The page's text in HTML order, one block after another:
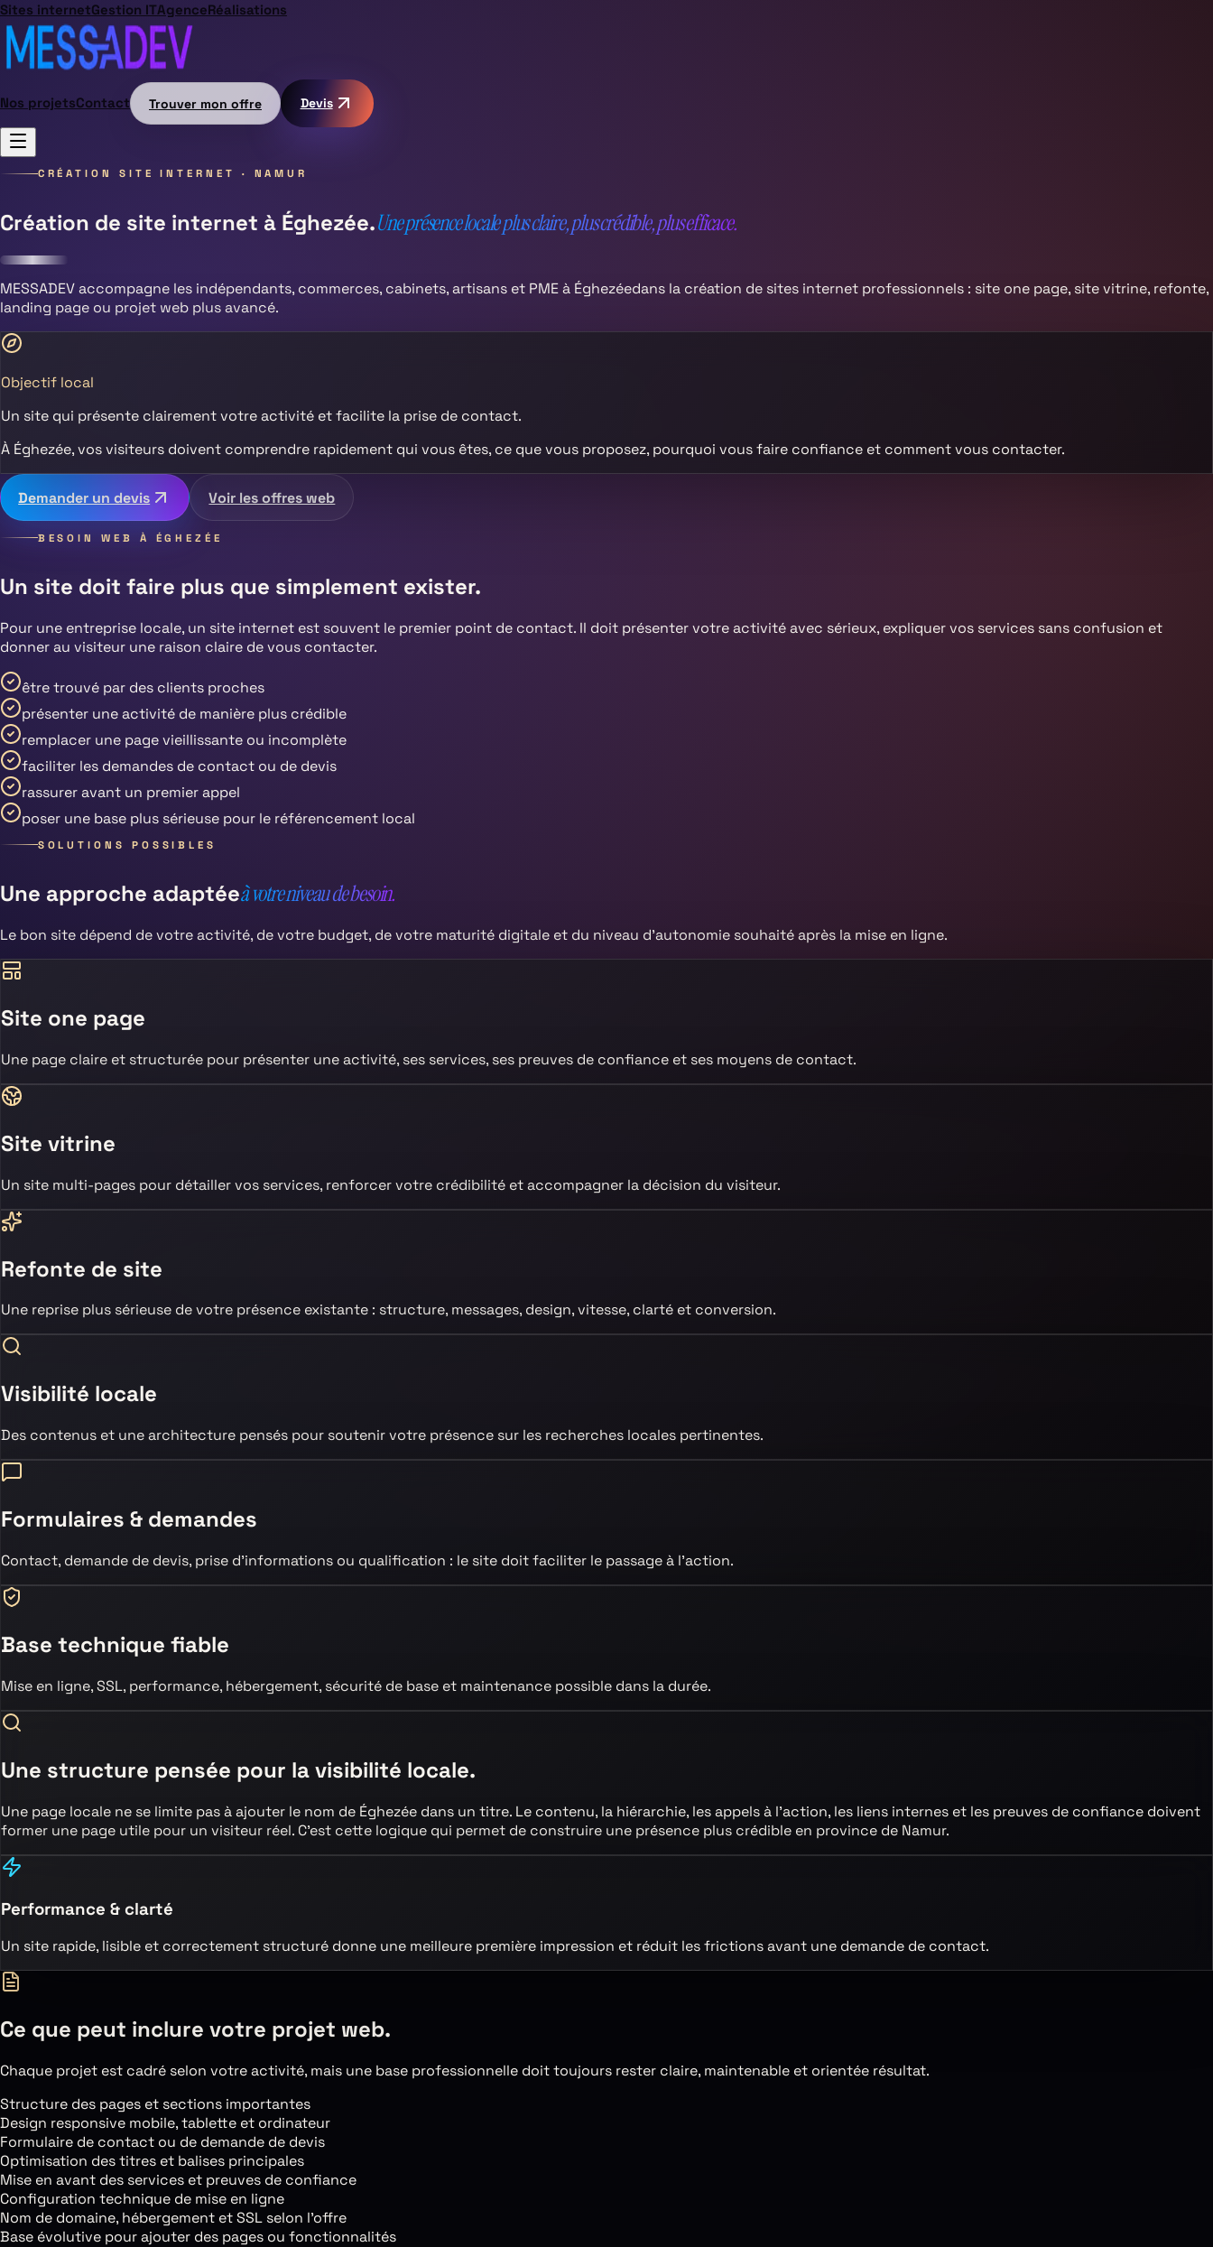
Sites internetGestion ITAgenceRéalisations
Nos projetsContact Trouver mon offre Devis
CRÉATION SITE INTERNET · NAMUR
Création de site internet à Éghezée.Une présence locale plus claire, plus crédible, plus efficace.
MESSADEV accompagne les indépendants, commerces, cabinets, artisans et PME à Éghezéedans la création de sites internet professionnels : site one page, site vitrine, refonte,
landing page ou projet web plus avancé.
Objectif local
Un site qui présente clairement votre activité et facilite la prise de contact.
À Éghezée, vos visiteurs doivent comprendre rapidement qui vous êtes, ce que vous proposez, pourquoi vous faire confiance et comment vous contacter.
Demander un devis Voir les offres web
BESOIN WEB À ÉGHEZÉE
Un site doit faire plus que simplement exister.
Pour une entreprise locale, un site internet est souvent le premier point de contact. Il doit présenter votre activité avec sérieux, expliquer vos services sans confusion et
donner au visiteur une raison claire de vous contacter.
être trouvé par des clients proches
présenter une activité de manière plus crédible
remplacer une page vieillissante ou incomplète
faciliter les demandes de contact ou de devis
rassurer avant un premier appel
poser une base plus sérieuse pour le référencement local
SOLUTIONS POSSIBLES
Une approche adaptéeà votre niveau de besoin.
Le bon site dépend de votre activité, de votre budget, de votre maturité digitale et du niveau d’autonomie souhaité après la mise en ligne.
Site one page
Une page claire et structurée pour présenter une activité, ses services, ses preuves de confiance et ses moyens de contact.
Site vitrine
Un site multi-pages pour détailler vos services, renforcer votre crédibilité et accompagner la décision du visiteur.
Refonte de site
Une reprise plus sérieuse de votre présence existante : structure, messages, design, vitesse, clarté et conversion.
Visibilité locale
Des contenus et une architecture pensés pour soutenir votre présence sur les recherches locales pertinentes.
Formulaires & demandes
Contact, demande de devis, prise d’informations ou qualification : le site doit faciliter le passage à l’action.
Base technique fiable
Mise en ligne, SSL, performance, hébergement, sécurité de base et maintenance possible dans la durée.
Une structure pensée pour la visibilité locale.
Une page locale ne se limite pas à ajouter le nom de Éghezée dans un titre. Le contenu, la hiérarchie, les appels à l’action, les liens internes et les preuves de confiance doivent
former une page utile pour un visiteur réel. C’est cette logique qui permet de construire une présence plus crédible en province de Namur.
Performance & clarté
Un site rapide, lisible et correctement structuré donne une meilleure première impression et réduit les frictions avant une demande de contact.
Ce que peut inclure votre projet web.
Chaque projet est cadré selon votre activité, mais une base professionnelle doit toujours rester claire, maintenable et orientée résultat.
Structure des pages et sections importantes
Design responsive mobile, tablette et ordinateur
Formulaire de contact ou de demande de devis
Optimisation des titres et balises principales
Mise en avant des services et preuves de confiance
Configuration technique de mise en ligne
Nom de domaine, hébergement et SSL selon l’offre
Base évolutive pour ajouter des pages ou fonctionnalités